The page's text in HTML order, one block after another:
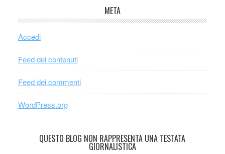
META
Accedi
Feed dei contenuti
Feed dei commenti
WordPress.org
QUESTO BLOG NON RAPPRESENTA UNA TESTATA
GIORNALISTICA